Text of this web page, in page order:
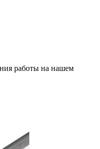
работы на нашем